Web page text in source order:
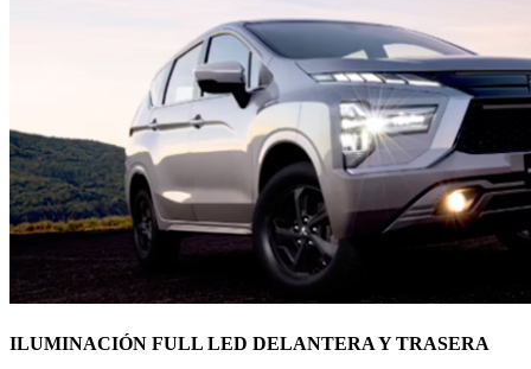
ILUMINACIÓN FULL LED DELANTERA Y TRASERA